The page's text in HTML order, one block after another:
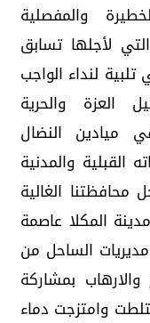
والمفصلية
لأجلها تسابق
لنداء الواجب
العزة والحرية
ميادين النضال
القبلية والمدنية
الغالية
المكلا عاصمة
الساحل من
بمشاركة
وامتزجت دماء